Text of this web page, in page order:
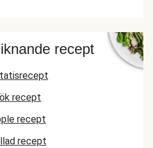
recept
recept
recept
recept